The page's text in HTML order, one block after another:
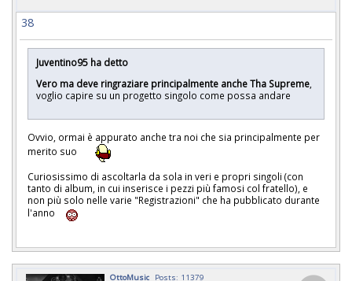
38
Juventino95 ha detto
Vero ma deve ringraziare principalmente anche Tha Supreme
voglio capire su un progetto singolo come possa andare
Ovvio, ormai è appurato anche tra noi che sia principalmente per
merito suo
Curiosissimo di ascoltarla da sola in veri e propri singoli (con
tanto di album, in cui inserisce i pezzi più famosi col fratello), e
non più solo nelle varie "Registrazioni" che ha pubblicato durante
l'anno
OttoMusic Posts: 11379